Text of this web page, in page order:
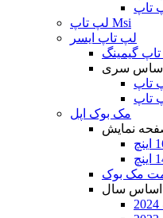
لپ تاپ Msi
لپ تاپ ایسر
سری
مک بوک اپل
نمایش
مک بوک
اساس سال